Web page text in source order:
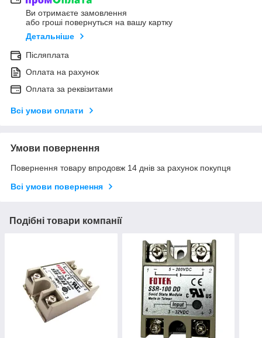
Ви отримаєте замовлення
або гроші повернуться на вашу картку
Детальніше
Післяплата
Оплата на рахунок
Оплата за реквізитами
Всі умови оплати
Умови повернення
Повернення товару впродовж 14 днів за рахунок покупця
Всі умови повернення
Подібні товари компанії